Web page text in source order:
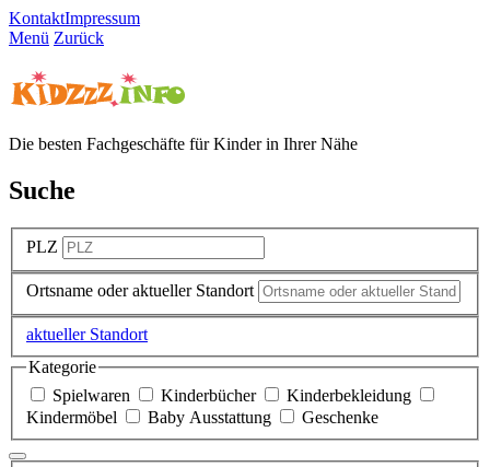
KontaktImpressum
Menü Zurück
Die besten Fachgeschäfte für Kinder in Ihrer Nähe
Suche
PLZ
Ortsname oder aktueller Standort
aktueller Standort
Kategorie
Spielwaren
Kinderbücher
Kinderbekleidung
Kindermöbel
Baby Ausstattung Geschenke